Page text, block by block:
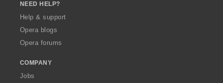
NEED HELP?
Help & support
Opera blogs
Opera forums
COMPANY
Jobs